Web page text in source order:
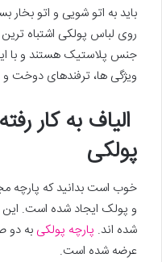
باید به اتو شویی و اتو بخار
روی لباس پولکی اشتباه
جنس پلاستیک هستند و با
ویژگی ها، ترفندهای دوخت
الیاف به کار
پولکی
خوب است بدانید که پارچه
و پولک ایجاد شده است. این
شده اند. پارچه پولکی به دو
عرضه شده است.